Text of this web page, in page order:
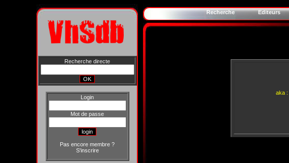
Recherche directe
Login
Mot de passe
Pas encore membre ?
S'inscrire
Recherche Editeurs
aka :